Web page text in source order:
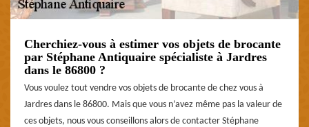
Cherchiez-vous à estimer vos objets de brocante
par Stéphane Antiquaire spécialiste à Jardres
dans le 86800 ?
Vous voulez tout vendre vos objets de brocante de chez vous à
Jardres dans le 86800. Mais que vous n’avez même pas la valeur de
ces objets, nous vous conseillons alors de contacter Stéphane